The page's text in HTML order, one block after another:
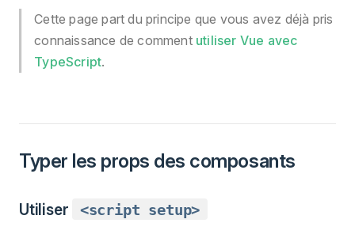
Cette page part du principe que vous avez déjà pris
connaissance de comment utiliser Vue avec
TypeScript.
Typer les props des composants
Utiliser <script setup>